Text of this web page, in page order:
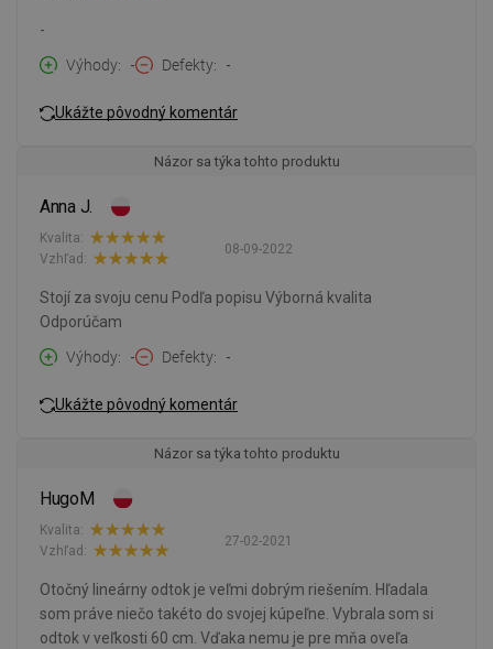
-
Výhody
- Defekty -
Ukážte pôvodný komentár
Názor sa týka tohto produktu
Anna J.
08-09-2022
Kvalita:
Vzhľad:
Stojí za svoju cenu Podľa popisu Výborná kvalita
Odporúčam
Výhody
- Defekty -
Ukážte pôvodný komentár
Názor sa týka tohto produktu
HugoM
27-02-2021
Kvalita:
Vzhľad:
Otočný lineárny odtok je veľmi dobrým riešením. Hľadala
som práve niečo takéto do svojej kúpeľne. Vybrala som si
odtok v veľkosti 60 cm. Vďaka nemu je pre mňa oveľa